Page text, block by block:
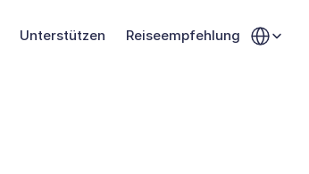
Unterstützen Reiseempfehlung